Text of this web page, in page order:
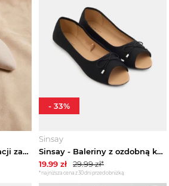
Sinsay - Baleriny z imitacji zamszu - beżowy
Sinsay
Sinsay - Baleriny z ozdobną kokardą - czarny
19.99 zł 29.99zł*
*najniższa cena z 30 dni przed obniżką
- 33%